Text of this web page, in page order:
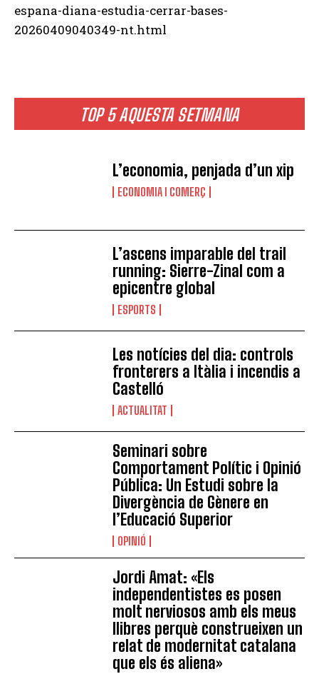
TOP 5 AQUESTA SETMANA
L’economia, penjada d’un xip
ECONOMIA I COMERÇ
L’ascens imparable del trail
running: Sierre-Zinal com a
epicentre global
ESPORTS
Les notícies del dia: controls
fronterers a Itàlia i incendis a
Castelló
ACTUALITAT
Seminari sobre
Comportament Polític i Opinió
Pública: Un Estudi sobre la
Divergència de Gènere en
l’Educació Superior
OPINIÓ
Jordi Amat: «Els
independentistes es posen
molt nerviosos amb els meus
llibres perquè construeixen un
relat de modernitat catalana
que els és aliena»
espana-diana-estudia-cerrar-bases-
20260409040349-nt.html